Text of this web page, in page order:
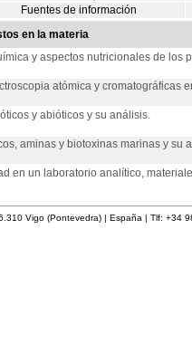
Fuentes de información
en la materia
y aspectos nutricionales de los
atómica y cromatográficas
y abióticos y su análisis.
aminas y biotoxinas marinas y su
en un laboratorio analítico,
Vigo (Pontevedra) | España | Tlf: +34